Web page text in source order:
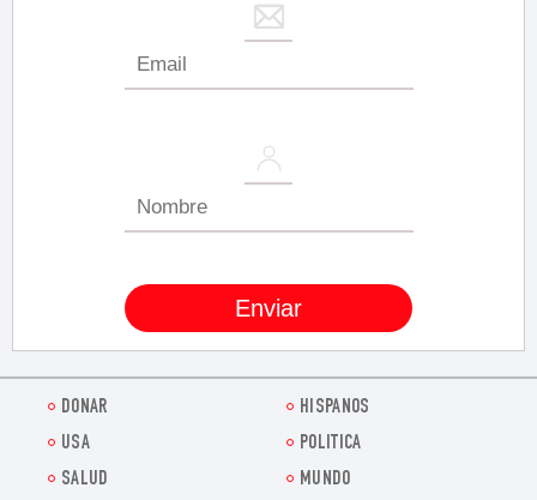
DONAR
HISPANOS
USA
POLITICA
SALUD
MUNDO